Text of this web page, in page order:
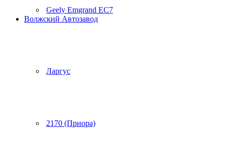
Geely Emgrand EC7
Волжский Автозавод
Ларгус
2170 (Приора)